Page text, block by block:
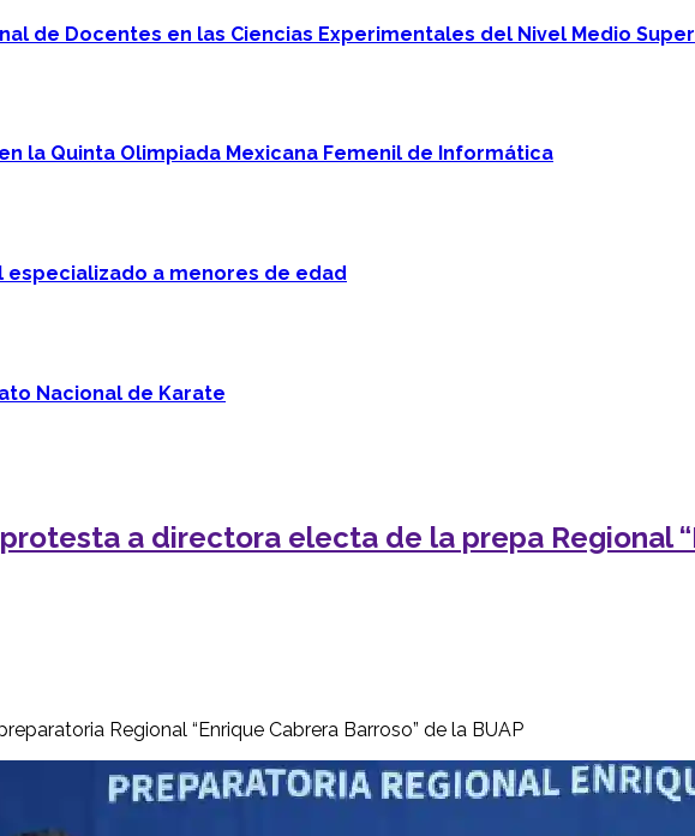
de Docentes en las Ciencias Experimentales del Nivel Medio
la Quinta Olimpiada Mexicana Femenil de Informática
a menores de edad
Nacional de Karate
a directora electa de la prepa Regional
Regional “Enrique Cabrera Barroso” de la BUAP